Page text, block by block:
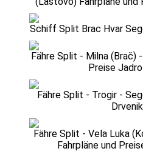
Schiff Split Brac Hvar
Fähre Split - Milna (Brač)
Preise
Fähre Split - Trogir -
Fähre Split - Vela Luka
Fahrpläne und